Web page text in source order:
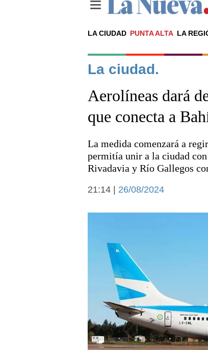
LA CIUDAD PUNTA ALTA LA
Noticias
Deportes
Economía y campo
Sociedad y tiempo libre
La ciudad.
Aerolíneas dará
que conecta a
La medida comenzará a
permitía unir a la ciudad
Rivadavia y Río Gallegos
21:14 | 26/08/2024